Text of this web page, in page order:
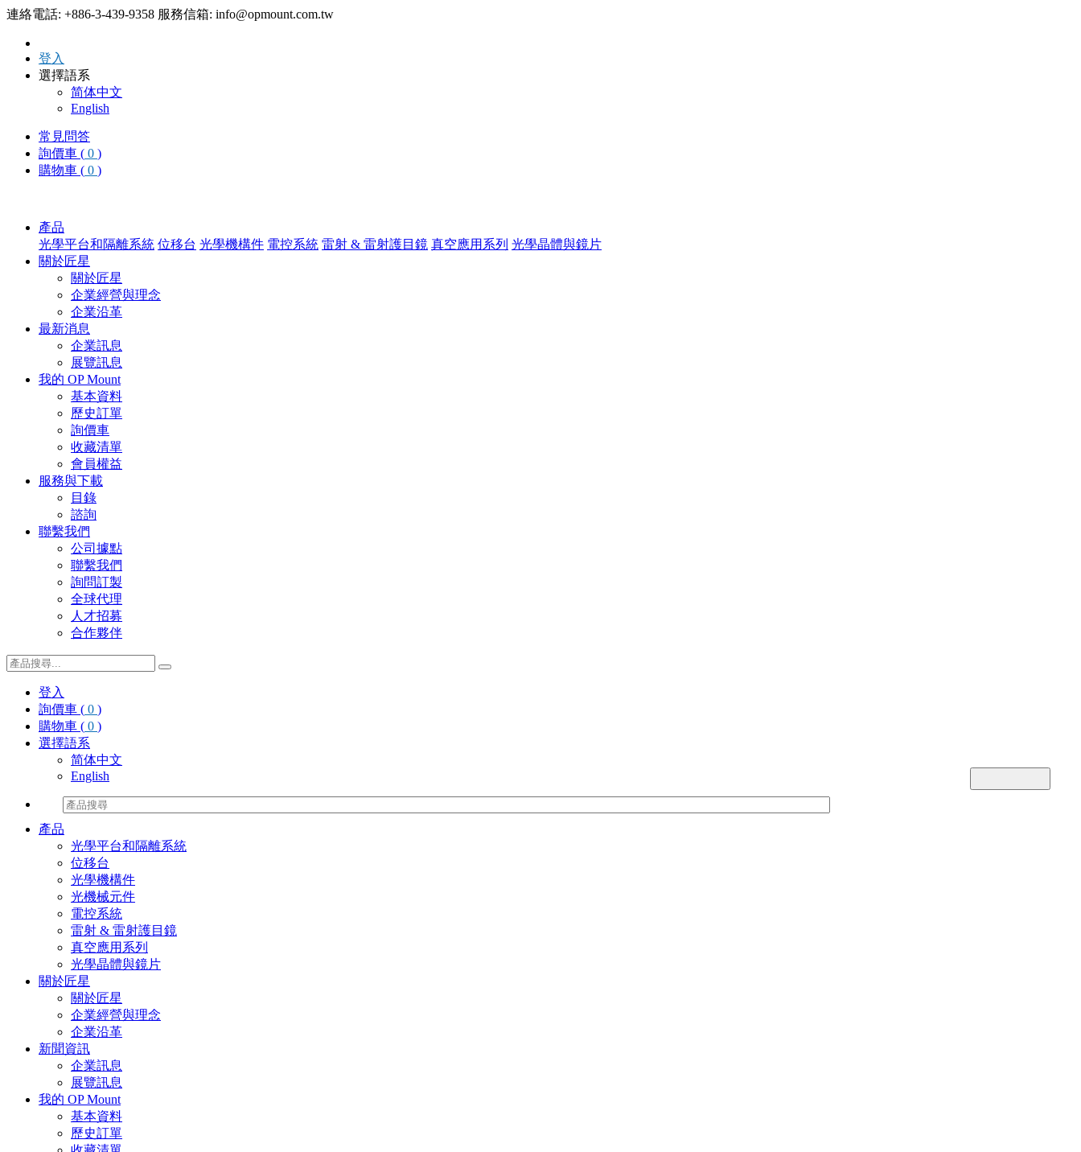
連絡電話: +886-3-439-9358 服務信箱: info@opmount.com.tw
登入
選擇語系
简体中文
English
常見問答
詢價車 ( 0 )
購物車 ( 0 )
產品
光學平台和隔離系統 位移台 光學機構件 電控系統 雷射 & 雷射護目鏡 真空應用系列 光學晶體與鏡片
關於匠星
關於匠星
企業經營與理念
企業沿革
最新消息
企業訊息
展覽訊息
我的 OP Mount
基本資料
歷史訂單
詢價車
收藏清單
會員權益
服務與下載
目錄
諮詢
聯繫我們
公司據點
聯繫我們
詢問訂製
全球代理
人才招募
合作夥伴
登入
詢價車 ( 0 )
購物車 ( 0 )
選擇語系
简体中文
English
產品
光學平台和隔離系統
位移台
光學機構件
光機械元件
電控系統
雷射 & 雷射護目鏡
真空應用系列
光學晶體與鏡片
關於匠星
關於匠星
企業經營與理念
企業沿革
新聞資訊
企業訊息
展覽訊息
我的 OP Mount
基本資料
歷史訂單